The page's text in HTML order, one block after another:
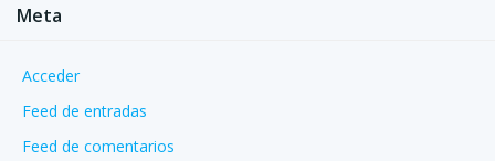
Meta
Acceder
Feed de entradas
Feed de comentarios